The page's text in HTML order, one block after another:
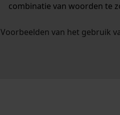
combinatie van woorden te
Voorbeelden van het gebruik